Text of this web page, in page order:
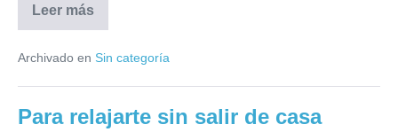
Leer más
Bajo
en
–
del
Archivado en Sin categoría
Para relajarte sin salir de casa